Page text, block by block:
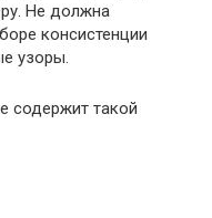
Не должна
консистенции
узоры.
содержит такой